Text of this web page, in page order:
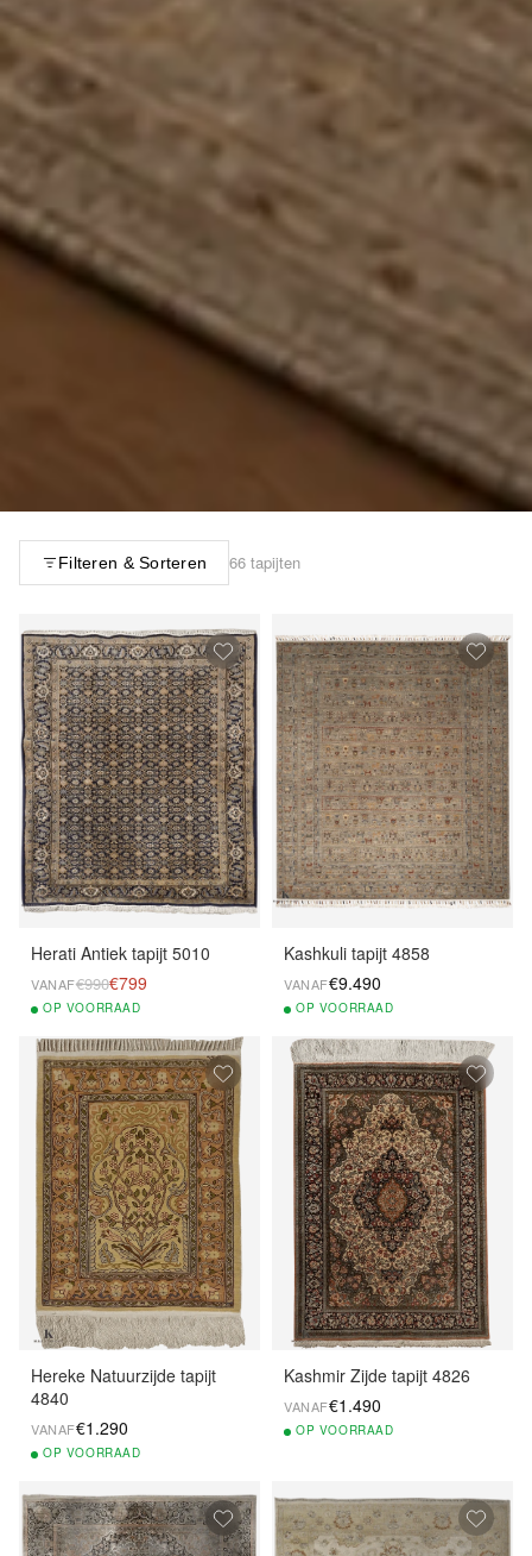
Filteren & Sorteren 66 tapijten
Herati Antiek tapijt 5010
VANAF€990€799
OP VOORRAAD
Kashkuli tapijt 4858
VANAF€9.490
OP VOORRAAD
Hereke Natuurzijde tapijt
4840
VANAF€1.290
OP VOORRAAD
Kashmir Zijde tapijt 4826
VANAF€1.490
OP VOORRAAD